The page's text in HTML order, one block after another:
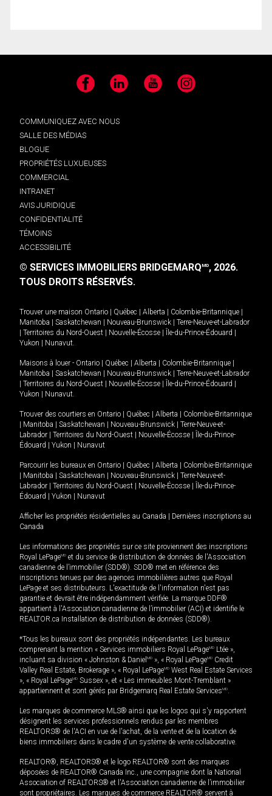
Facebook LinkedIn YouTube Instagram
COMMUNIQUEZ AVEC NOUS
SALLE DES MÉDIAS
BLOGUE
PROPRIÉTÉS LUXUEUSES
COMMERCIAL
INTRANET
AVIS JURIDIQUE
CONFIDENTIALITÉ
TÉMOINS
ACCESSIBILITÉ
© SERVICES IMMOBILIERS BRIDGEMARQMD, 2026.
TOUS DROITS RÉSERVÉS.
Trouver une maison Ontario Québec Alberta Colombie-Britannique
Manitoba
Saskatchewan Nouveau-Brunswick
Terre-Neuve-et-Labrador
Territoires du Nord-Ouest Nouvelle-Écosse Île-du-Prince-Édouard
Yukon
Nunavut.
Maisons à louer - Ontario Québec Alberta Colombie-Britannique
Manitoba
Saskatchewan Nouveau-Brunswick
Terre-Neuve-et-Labrador
Territoires du Nord-Ouest Nouvelle-Écosse Île-du-Prince-Édouard
Yukon
Nunavut.
Trouver des courtiers en Ontario Québec Alberta
Colombie-Britannique
Manitoba Saskatchewan Nouveau-Brunswick
Terre-Neuve-et-
Labrador
Territoires du Nord-Ouest Nouvelle-Écosse
Île-du-Prince-
Édouard
Yukon Nunavut
Parcourir les bureaux en Ontario Québec Alberta
Colombie-Britannique
Manitoba Saskatchewan Nouveau-Brunswick
Terre-Neuve-et-
Labrador
Territoires du Nord-Ouest Nouvelle-Écosse
Île-du-Prince-
Édouard
Yukon Nunavut
Afficher les propriétés résidentielles au Canada
Dernières inscriptions au
Canada
Les informations des propriétés sur ce site proviennent des inscriptions
Royal LePageMD et du service de distribution de données de l'Association
canadienne de l’immobilier (SDD®). SDD® met en référence des
inscriptions tenues par des agences immobilières autres que Royal
LePage et ses distributeurs. L'exactitude de l'information n'est pas
garantie et devrait être indépendamment vérifiée. La marque DDF®
appartient à l'Association canadienne de l’immobilier (ACI) et identifie le
REALTOR.ca Installation de distribution de données (SDD®).
*Tous les bureaux sont des propriétés indépendantes. Les bureaux
comprenant la mention « Services immobiliers Royal LePageMD Ltée »,
incluant sa division « Johnston & Daniel MD », « Royal LePageMD Credit
Valley Real Estate, Brokerage », « Royal LePageMD West Real Estate Services
», « Royal LePageMD Sussex », et « Les immeubles Mont-Tremblant »
appartiennent et sont gérés par Bridgemarq Real Estate ServicesMD.
Les marques de commerce MLS® ainsi que les logos qui s'y rapportent
désignent les services professionnels rendus par les membres
REALTORS® de l'ACI en vue de l'achat, de la vente et de la location de
biens immobiliers dans le cadre d'un système de vente collaborative.
REALTOR®, REALTORS® et le logo REALTOR® sont des marques
déposées de REALTOR® Canada Inc., une compagnie dont la National
Association of REALTORS® et l'Association canadienne de l’immobilier
sont propriétaires. Les marques de commerce REALTOR® servent à